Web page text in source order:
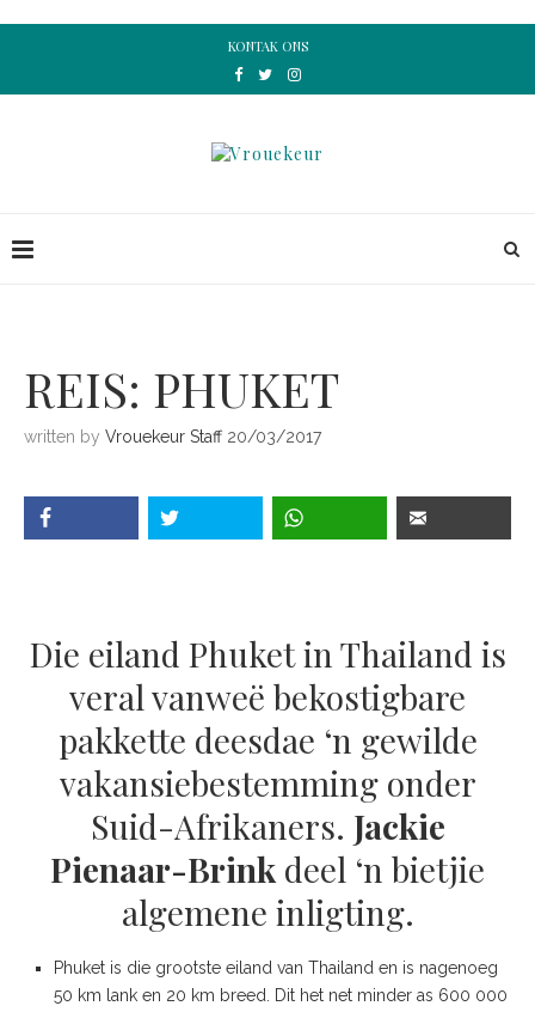
KONTAK ONS
REIS: PHUKET
written by Vrouekeur Staff 20/03/2017
Die eiland Phuket in Thailand is
veral vanweë bekostigbare
pakkette deesdae ‘n gewilde
vakansiebestemming onder
Suid-Afrikaners. Jackie
Pienaar-Brink deel ‘n bietjie
algemene inligting.
Phuket is die grootste eiland van Thailand en is nagenoeg
50 km lank en 20 km breed. Dit het net minder as 600 000